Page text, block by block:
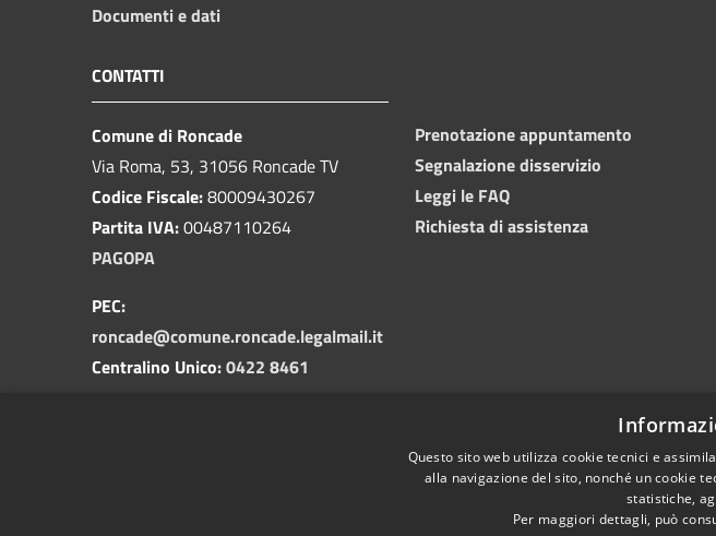
Documenti e dati
CONTATTI
Comune di Roncade
Via Roma, 53, 31056 Roncade TV
Codice Fiscale:80009430267
Partita IVA:00487110264
PAGOPA
PEC:
roncade@comune.roncade.legalmail.it
Centralino Unico:0422 8461
Prenotazione appuntamento
Segnalazione disservizio
Leggi le FAQ
Richiesta di assistenza
Questo sito web utilizza cookie tecnici e
alla navigazione del sito, nonché un cookie
statistiche,
Per maggiori dettagli, può